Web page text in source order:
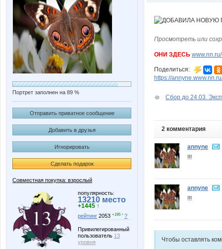
Портрет заполнен на 89 %
Отправить приватное сообщение
Добавить в друзья
Игнорировать
Сделать подарок
Совместная покупка: взрослый
популярность:
13210 место
+1445 ↑
рейтинг 2053 +195 ↑ ?
Привилегированный
пользователь 13
уровня
Просмотреть или
ОНИ ЗДЕСЬ
Поделиться:
https://
Сбор до 24.03.
2 комментария
annyne
!!!
annyne
!!!
Чтобы оставлять